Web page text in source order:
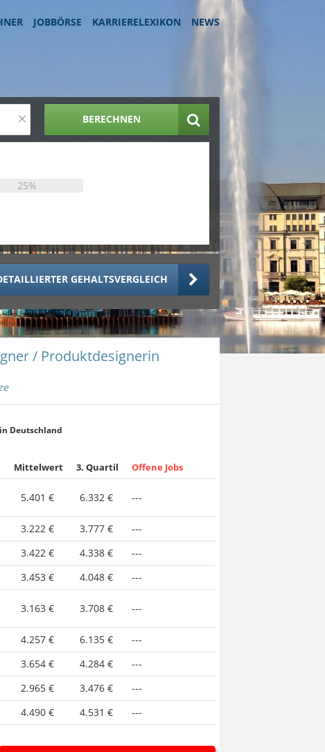
JOBBÖRSE KARRIERELEXIKON NEWS
× BERECHNEN
25%
GEHALTSVERGLEICH
/ Produktdesignerin
Deutschland
Mittelwert 3. Quartil Offene Jobs
5.401 € 6.332 € ---
3.222 € 3.777 €
---
3.422 € 4.338 €
---
3.453 € 4.048 €
---
3.163 € 3.708 € ---
4.257 € 6.135 €
---
3.654 € 4.284 €
---
2.965 € 3.476 €
---
4.490 € 4.531 € ---